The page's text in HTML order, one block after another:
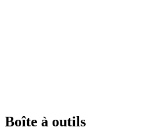
Boîte à outils